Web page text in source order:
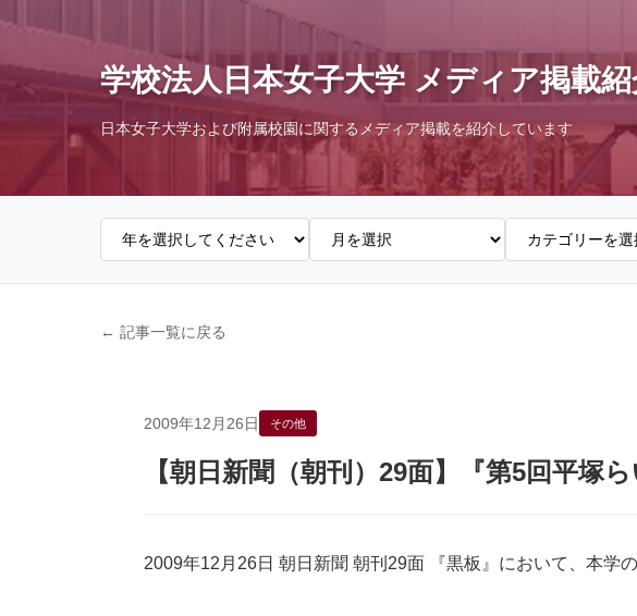
学校法人日本女子大学 メディア掲載
日本女子大学および附属校園に関するメディア掲載を紹介しています
← 記事一覧に戻る
2009年12月26日 その他
【朝日新聞（朝刊）29面】『第5回平塚
2009年12月26日 朝日新聞 朝刊29面 『黒板』において、本学